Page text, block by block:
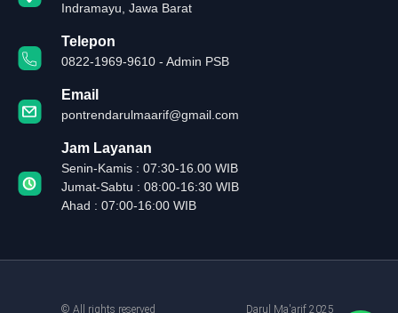
Indramayu, Jawa Barat
Telepon
0822-1969-9610 - Admin PSB
Email
pontrendarulmaarif@gmail.com
Jam Layanan
Senin-Kamis : 07:30-16.00 WIB
Jumat-Sabtu : 08:00-16:30 WIB
Ahad : 07:00-16:00 WIB
© All rights reserved Darul Ma'arif 2025